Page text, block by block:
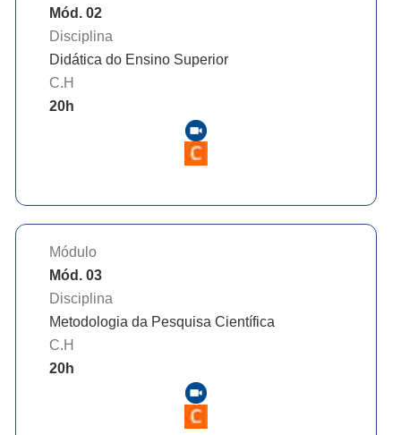
Mód. 02
Disciplina
Didática do Ensino Superior
C.H
20h
Módulo
Mód. 03
Disciplina
Metodologia da Pesquisa Científica
C.H
20h